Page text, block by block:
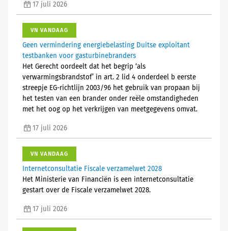
17 juli 2026
VN VANDAAG
Geen vermindering energiebelasting Duitse exploitant
testbanken voor gasturbinebranders
Het Gerecht oordeelt dat het begrip ‘als
verwarmingsbrandstof’ in art. 2 lid 4 onderdeel b eerste
streepje EG-richtlijn 2003/96 het gebruik van propaan bij
het testen van een brander onder reële omstandigheden
met het oog op het verkrijgen van meetgegevens omvat.
17 juli 2026
VN VANDAAG
Internetconsultatie Fiscale verzamelwet 2028
Het Ministerie van Financiën is een internetconsultatie
gestart over de Fiscale verzamelwet 2028.
17 juli 2026